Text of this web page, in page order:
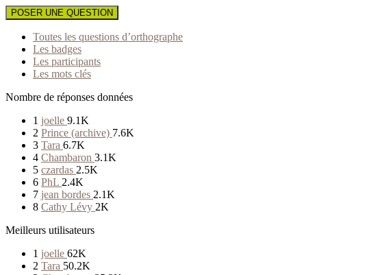
POSER UNE QUESTION
Toutes les questions d’orthographe
Les badges
Les participants
Les mots clés
Nombre de réponses données
1 joelle 9.1K
2 Prince (archive) 7.6K
3 Tara 6.7K
4 Chambaron 3.1K
5 czardas 2.5K
6 PhL 2.4K
7 jean bordes 2.1K
8 Cathy Lévy 2K
Meilleurs utilisateurs
1 joelle 62K
2 Tara 50.2K